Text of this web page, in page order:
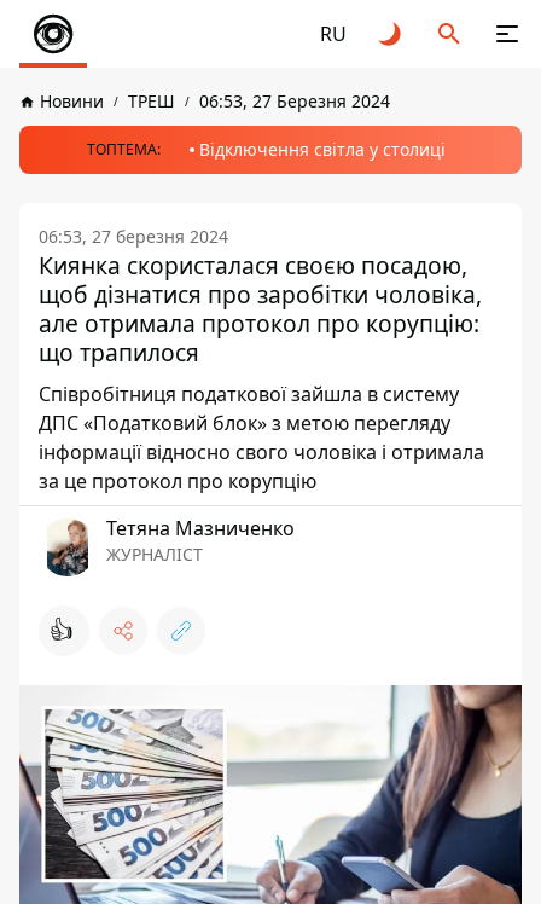
RU
Новини ТРЕШ 06:53, 27 Березня 2024
ТОПТЕМА: Відключення світла у столиці
06:53, 27 березня 2024
Киянка скористалася своєю посадою,
щоб дізнатися про заробітки чоловіка,
але отримала протокол про корупцію:
що трапилося
Співробітниця податкової зайшла в систему
ДПС «Податковий блок» з метою перегляду
інформації відносно свого чоловіка і отримала
за це протокол про корупцію
Тетяна Мазниченко
ЖУРНАЛІСТ
👍